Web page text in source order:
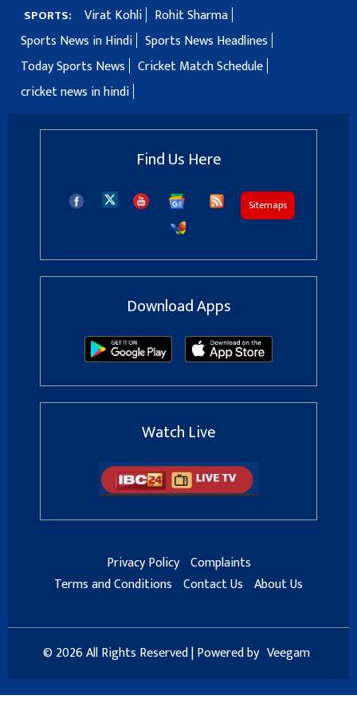
SPORTS: Virat Kohli
Rohit Sharma
Sports News in Hindi Sports News Headlines
Today Sports News
Cricket Match Schedule
cricket news in hindi
Find Us Here
Sitemaps
Download Apps
Watch Live
Privacy Policy Complaints
Terms and Conditions Contact Us About Us
© 2026 All Rights Reserved | Powered by Veegam